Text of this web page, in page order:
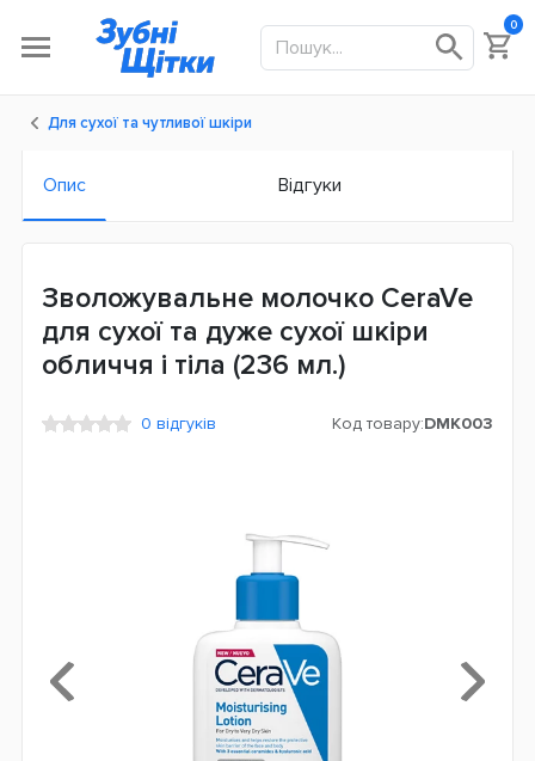
0
Для сухої та чутливої шкіри
Опис Відгуки
Зволожувальне молочко CeraVe
для сухої та дуже сухої шкіри
обличчя і тіла (236 мл.)
0 відгуків Код товару:DMK003